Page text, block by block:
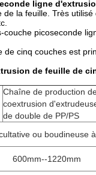
ligne
la feuille. Très
couche picoseconde
de cinq couches est
de feuille de
Chaîne de production
coextrusion
de double de PP/PS
ou boudineuse